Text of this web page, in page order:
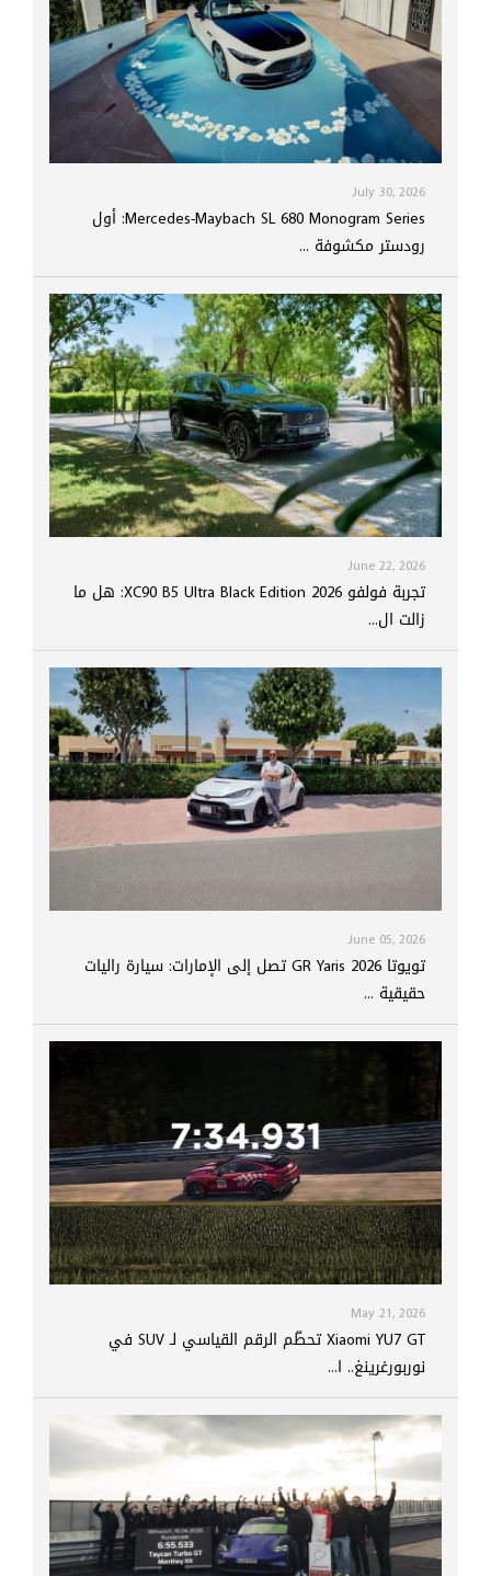
July 30, 2026
Mercedes-Maybach SL 680 Monogram Series: أول
رودستر مكشوفة ...
June 22, 2026
تجربة فولفو XC90 B5 Ultra Black Edition 2026: هل ما
زالت ال...
June 05, 2026
تويوتا GR Yaris 2026 تصل إلى الإمارات: سيارة راليات
حقيقية ...
May 21, 2026
Xiaomi YU7 GT تحطّم الرقم القياسي لـ SUV في
نوربورغرينغ.. ا...